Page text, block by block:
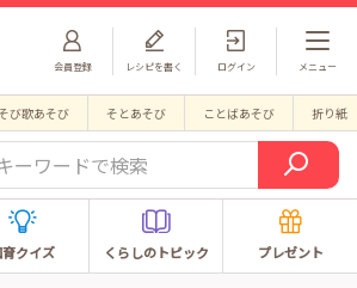
会員登録 ログイン
レシピを書く メニュー
び歌あそび そとあそび ことばあそび 折り紙
クイズ くらしのトピック プレゼント